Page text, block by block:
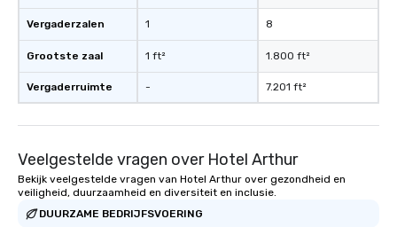
Vergaderzalen
Grootste zaal
Vergaderruimte
1
1 ft²
-
8
1.800 ft²
7.201 ft²
Veelgestelde vragen over Hotel Arthur
Bekijk veelgestelde vragen van Hotel Arthur over gezondheid en
veiligheid, duurzaamheid en diversiteit en inclusie.
DUURZAME BEDRIJFSVOERING